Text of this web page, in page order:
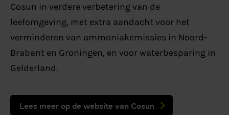
Cosun in verdere verbetering van de
leefomgeving, met extra aandacht voor het
verminderen van ammoniakemissies in Noord-
Brabant en Groningen, en voor waterbesparing in
Gelderland.
Lees meer op de website van Cosun